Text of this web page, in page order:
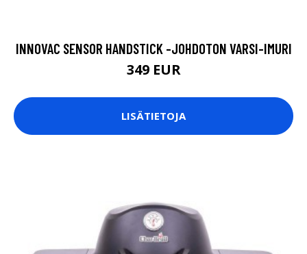
INNOVAC SENSOR HANDSTICK -JOHDOTON VARSI-IMURI
349 EUR
LISÄTIETOJA